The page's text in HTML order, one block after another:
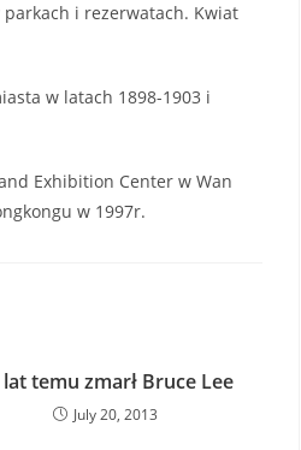
i rezerwatach. Kwiat
w latach 1898-1903 i
Exhibition Center w Wan
w 1997r.
lat temu zmarł Bruce Lee
July 20, 2013